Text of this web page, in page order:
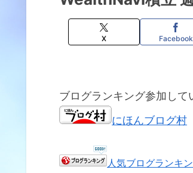
X Facebook
ブログランキング参加して
にほんブログ村
人気ブログランキ